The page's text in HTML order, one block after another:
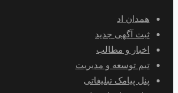
همدان اد
ثبت آگهی جدید
اخبار و مطالب
تیم توسعه و مدیریت
پنل پیامک تبلیغاتی